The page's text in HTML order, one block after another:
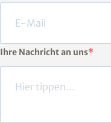
Ihre Nachricht an uns